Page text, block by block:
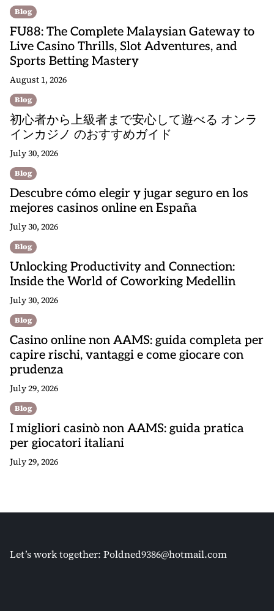
Blog
FU88: The Complete Malaysian Gateway to
Live Casino Thrills, Slot Adventures, and
Sports Betting Mastery
August 1, 2026
Blog
初心者から上級者まで安心して遊べる オンラ
インカジノ のおすすめガイド
July 30, 2026
Blog
Descubre cómo elegir y jugar seguro en los
mejores casinos online en España
July 30, 2026
Blog
Unlocking Productivity and Connection:
Inside the World of Coworking Medellin
July 30, 2026
Blog
Casino online non AAMS: guida completa per
capire rischi, vantaggi e come giocare con
prudenza
July 29, 2026
Blog
I migliori casinò non AAMS: guida pratica
per giocatori italiani
July 29, 2026
Let’s work together: Poldned9386@hotmail.com